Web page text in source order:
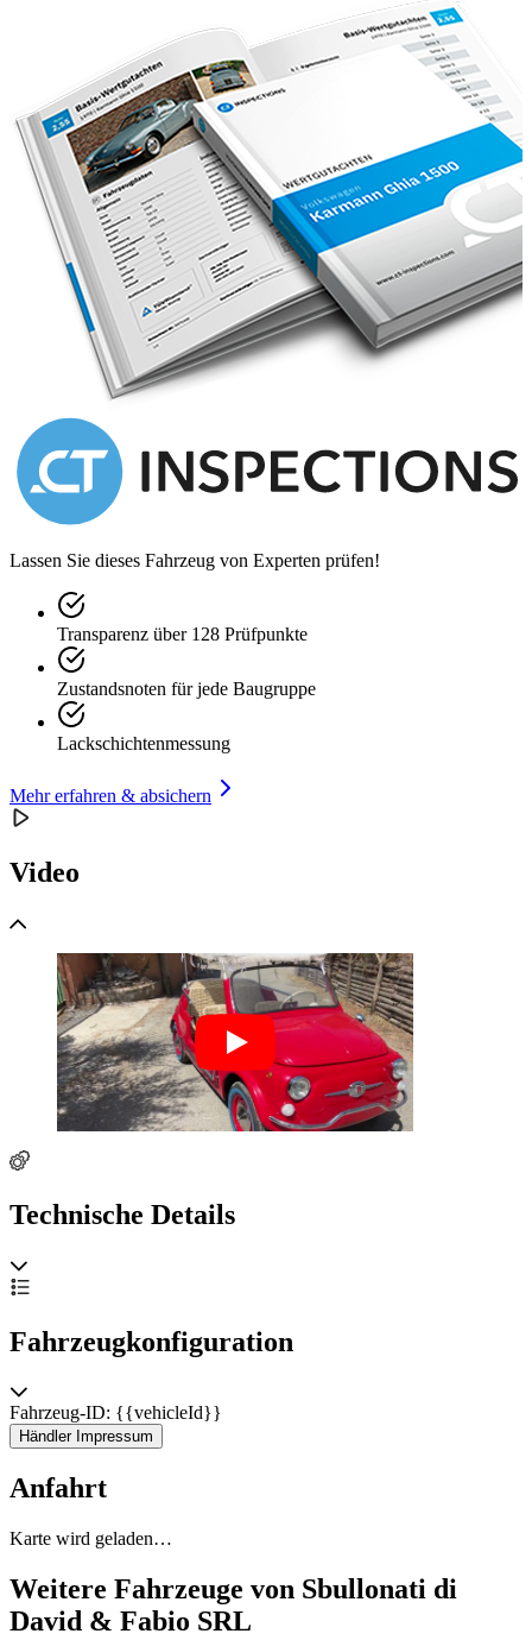
Lassen Sie dieses Fahrzeug von Experten prüfen!
Transparenz über 128 Prüfpunkte
Zustandsnoten für jede Baugruppe
Lackschichtenmessung
Mehr erfahren & absichern
Video
Technische Details
Fahrzeugkonfiguration
Fahrzeug-ID: {{vehicleId}}
Händler Impressum
Anfahrt
Karte wird geladen…
Weitere Fahrzeuge von Sbullonati di
David & Fabio SRL